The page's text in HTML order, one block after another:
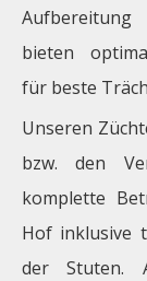
bieten
für beste
Unseren
bzw. den
komplette
Hof inklusive
der Stuten.